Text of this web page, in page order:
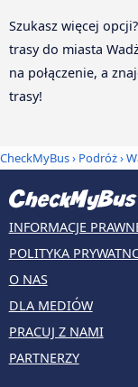
Szukasz więcej
trasy do miasta
na połączenie, a
trasy!
CheckMyBus› Podróż›
INFORMACJE
POLITYKA
O NAS
DLA MEDIÓW
PRACUJ Z NAMI
PARTNERZY